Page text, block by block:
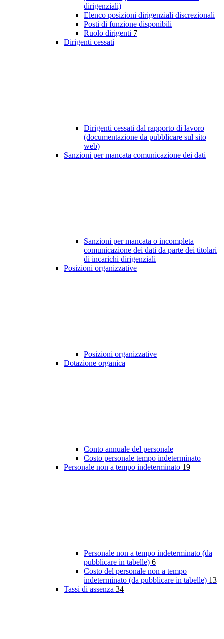
dirigenziali)
Elenco posizioni dirigenziali discrezionali
Posti di funzione disponibili
Ruolo dirigenti 7
Dirigenti cessati
Dirigenti cessati dal rapporto di lavoro
(documentazione da pubblicare sul sito
web)
Sanzioni per mancata comunicazione dei dati
Sanzioni per mancata o incompleta
comunicazione dei dati da parte dei titolari
di incarichi dirigenziali
Posizioni organizzative
Posizioni organizzative
Dotazione organica
Conto annuale del personale
Costo personale tempo indeterminato
Personale non a tempo indeterminato 19
Personale non a tempo indeterminato (da
pubblicare in tabelle) 6
Costo del personale non a tempo
indeterminato (da pubblicare in tabelle) 13
Tassi di assenza 34